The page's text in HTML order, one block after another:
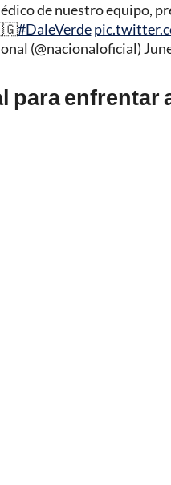
de nuestro equipo,
#DaleVerde
(@nacionaloficial)
para enfrentar